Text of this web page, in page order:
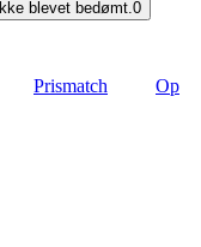
blevet bedømt.0
Prismatch
Op